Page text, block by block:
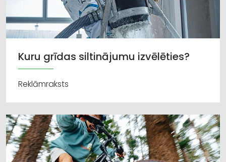
Kuru grīdas siltinājumu izvēlēties?
Reklāmraksts